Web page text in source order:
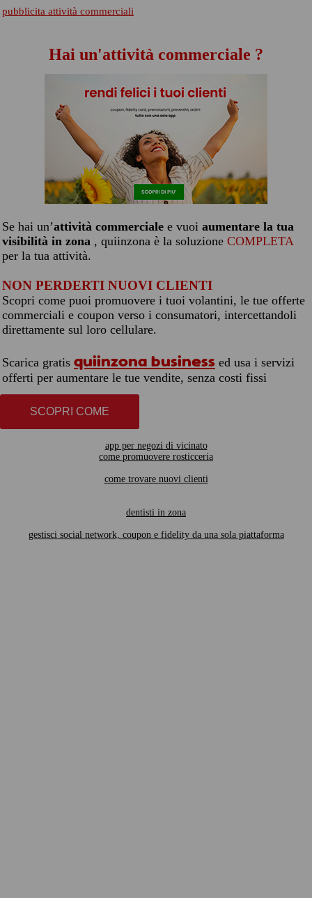
pubblicita attività commerciali
Hai un'attività commerciale ?
Se hai un’attività commerciale e vuoi aumentare la tua
visibilità in zona , quiinzona è la soluzione COMPLETA
per la tua attività.
NON PERDERTI NUOVI CLIENTI
Scopri come puoi promuovere i tuoi volantini, le tue offerte
commerciali e coupon verso i consumatori, intercettandoli
direttamente sul loro cellulare.
Scarica gratis quiinzona business ed usa i servizi
offerti per aumentare le tue vendite, senza costi fissi
SCOPRI COME
app per negozi di vicinato
come promuovere rosticceria
come trovare nuovi clienti
dentisti in zona
gestisci social network, coupon e fidelity da una sola piattaforma